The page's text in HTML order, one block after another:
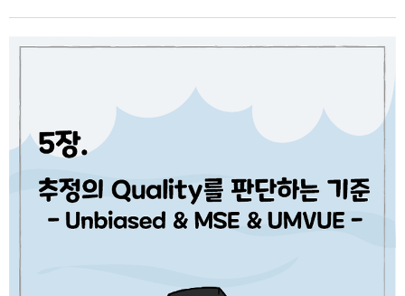
복되면 결국 이 보험계약에는 고위험군만 남을 것이고, 보험회사는 보험료
수입보다 큰 보험금의 지출로 인해 손실을 입게 된다. 따라서 보험 회사는 보
험료를 설정할 때 계약자별 특성을 파악하고 위험도에 따라 보험료를 다르게
매기고자 할 것이다. 이때 계약자군의 특성을 Parameter(모수)로 볼 수 있
다. 단일요율일때는 하나의 Parameter로 보험료를 책정했다면, 보험료차등
화를 통해 위험 군별 Parameter를 다르게 설정한다. 이번 장에서는
Parameter를 깊이 배워 볼 것이다.